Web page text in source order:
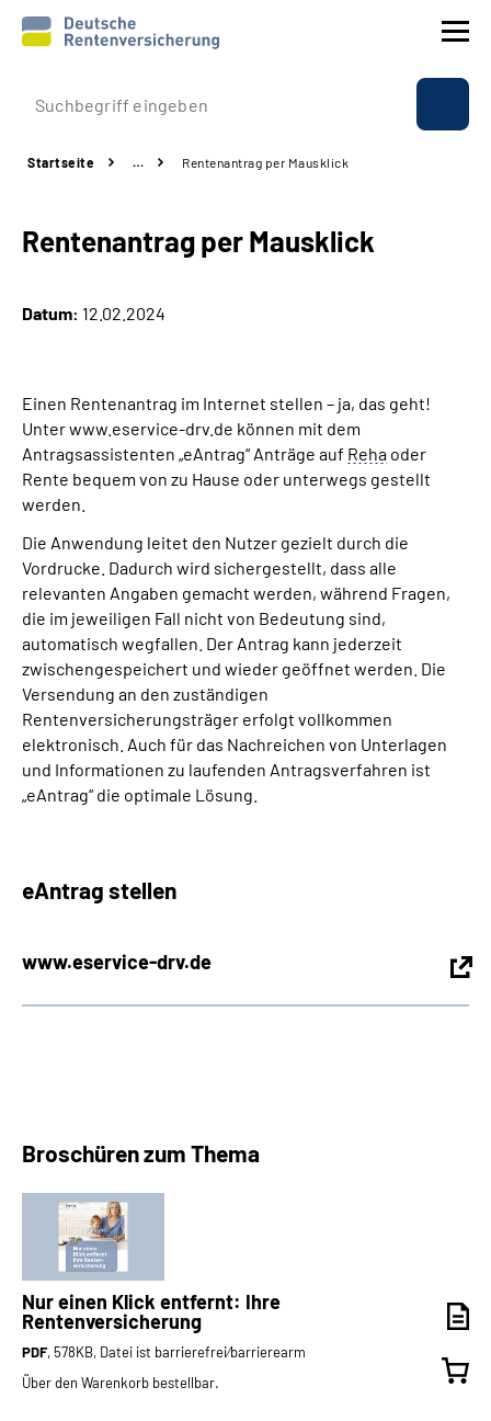
Prävention
Rente
Beratung & Kontakt
Über uns & Presse
Online-Services
Suche
Language
Inhalte in Gebärdensprache (DGS)
Leichte Sprache
Startseite … Rentenantrag per Mausklick
Rentenantrag per Mausklick
Datum: 12.02.2024
Einen Rentenantrag im Internet stellen – ja, das geht!
Unter www.eservice-drv.de können mit dem
Antragsassistenten „eAntrag“ Anträge auf Reha oder
Rente bequem von zu Hause oder unterwegs gestellt
werden.
Die Anwendung leitet den Nutzer gezielt durch die
Vordrucke. Dadurch wird sichergestellt, dass alle
relevanten Angaben gemacht werden, während Fragen,
die im jeweiligen Fall nicht von Bedeutung sind,
automatisch wegfallen. Der Antrag kann jederzeit
zwischengespeichert und wieder geöffnet werden. Die
Versendung an den zuständigen
Rentenversicherungsträger erfolgt vollkommen
elektronisch. Auch für das Nachreichen von Unterlagen
und Informationen zu laufenden Antragsverfahren ist
„eAntrag“ die optimale Lösung.
eAntrag stellen
www.eservice-drv.de
Broschüren zum Thema
Nur einen Klick entfernt: Ihre
Rentenversicherung
PDF, 578KB, Datei ist barrierefrei⁄barrierearm
Über den Warenkorb bestellbar.